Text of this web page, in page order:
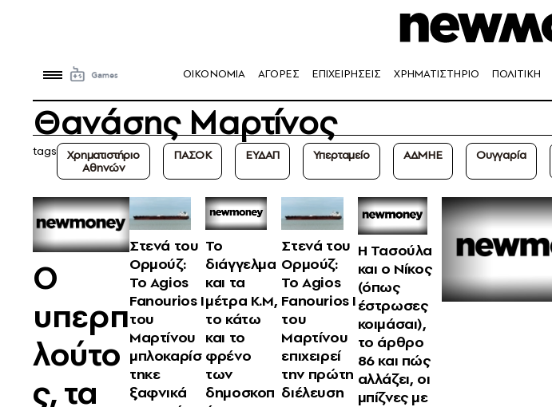
OIKONOMIA ΑΓΟΡΕΣ ΕΠΙΧΕΙΡΗΣΕΙΣ ΧΡΗΜΑΤΙΣΤΗΡΙΟ ΠΟΛΙΤΙΚΗ
Θανάσης Μαρτίνος
tags
Χρηματιστήριο
Αθηνών
ΠΑΣΟΚ ΕΥΔΑΠ Υπερταμείο ΑΔΜΗΕ Ουγγαρία
Ο
υπερπ
λούτο
ς, τα
Στενά του
Ορμούζ:
Το Agios
Fanourios I
του
Μαρτίνου
μπλοκαρίσ
τηκε
ξαφνικά
Το
διάγγελμα
και τα
μέτρα Κ.Μ,
το κάτω
και το
φρένο
των
δημοσκοπ
Στενά του
Ορμούζ:
Το Agios
Fanourios I
του
Μαρτίνου
επιχειρεί
την πρώτη
διέλευση
Η Τασούλα
και ο Νίκος
(όπως
έστρωσες
κοιμάσαι),
το άρθρο
86 και πώς
αλλάζει, οι
μπίζνες με